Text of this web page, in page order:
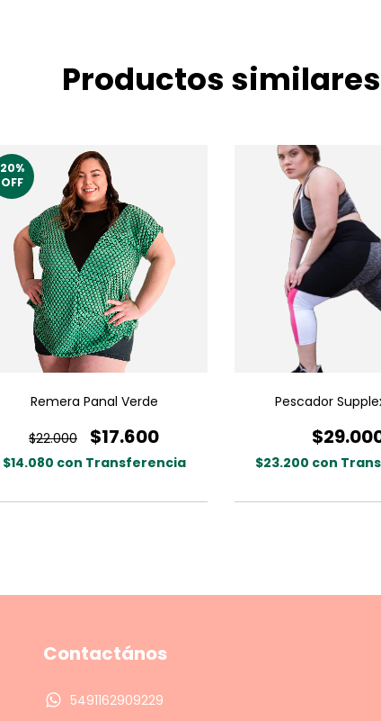
Productos similares
20%
OFF
Remera Panal Verde
$22.000 $17.600
$14.080 con Transferencia
Pescador
$23.200 con
Contactános
5491162909229